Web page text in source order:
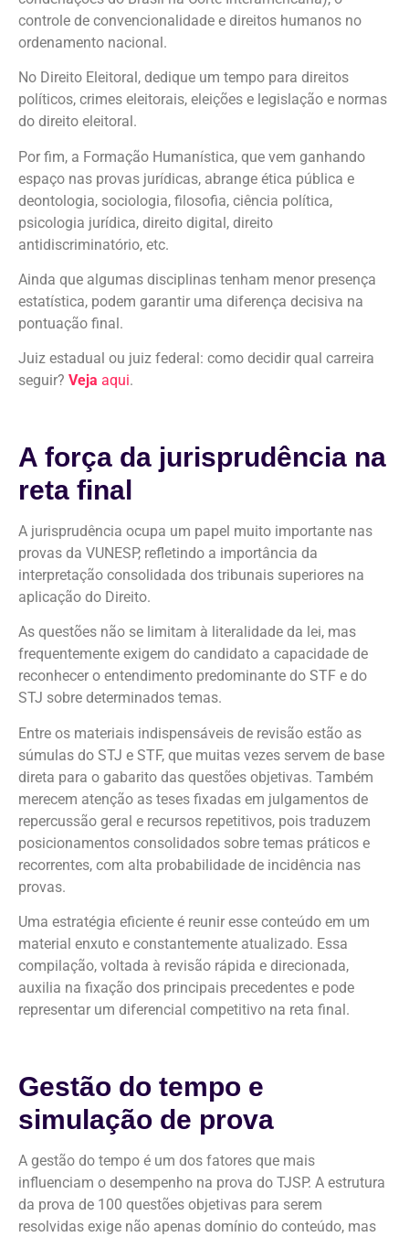
controle de convencionalidade e direitos humanos no
ordenamento nacional.
No Direito Eleitoral, dedique um tempo para direitos
políticos, crimes eleitorais, eleições e legislação e normas
do direito eleitoral.
Por fim, a Formação Humanística, que vem ganhando
espaço nas provas jurídicas, abrange ética pública e
deontologia, sociologia, filosofia, ciência política,
psicologia jurídica, direito digital, direito
antidiscriminatório, etc.
Ainda que algumas disciplinas tenham menor presença
estatística, podem garantir uma diferença decisiva na
pontuação final.
Juiz estadual ou juiz federal: como decidir qual carreira
seguir? Veja aqui.
A força da jurisprudência na
reta final
A jurisprudência ocupa um papel muito importante nas
provas da VUNESP, refletindo a importância da
interpretação consolidada dos tribunais superiores na
aplicação do Direito.
As questões não se limitam à literalidade da lei, mas
frequentemente exigem do candidato a capacidade de
reconhecer o entendimento predominante do STF e do
STJ sobre determinados temas.
Entre os materiais indispensáveis de revisão estão as
súmulas do STJ e STF, que muitas vezes servem de base
direta para o gabarito das questões objetivas. Também
merecem atenção as teses fixadas em julgamentos de
repercussão geral e recursos repetitivos, pois traduzem
posicionamentos consolidados sobre temas práticos e
recorrentes, com alta probabilidade de incidência nas
provas.
Uma estratégia eficiente é reunir esse conteúdo em um
material enxuto e constantemente atualizado. Essa
compilação, voltada à revisão rápida e direcionada,
auxilia na fixação dos principais precedentes e pode
representar um diferencial competitivo na reta final.
Gestão do tempo e
simulação de prova
A gestão do tempo é um dos fatores que mais
influenciam o desempenho na prova do TJSP. A estrutura
da prova de 100 questões objetivas para serem
resolvidas exige não apenas domínio do conteúdo, mas